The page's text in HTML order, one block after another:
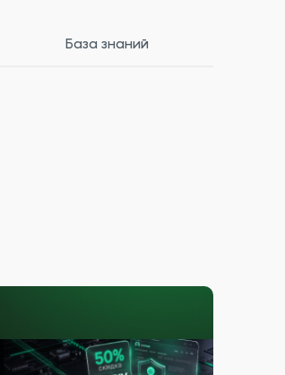
База знаний